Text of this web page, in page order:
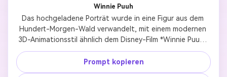
Winnie Puuh
Das hochgeladene Porträt wurde in eine Figur aus dem
Hundert-Morgen-Wald verwandelt, mit einem modernen
3D-Animationsstil ähnlich dem Disney-Film *Winnie Puuh*
von 2011. Es zeigt ein glänzendes, weiches Fell, sanfte
Cel Colorierung, lebendige aber beruhigende Pastelltöne,
funkelnde Augen, einen niedlichen, rundlichen Körperbau
Prompt kopieren